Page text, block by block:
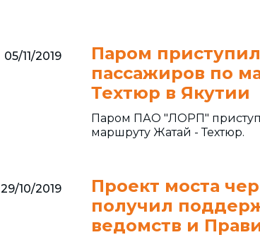
05/11/2019
Паром
пассажиров по
Техтюр в Якутии
Паром ПАО "ЛОРП"
маршруту Жатай - Техтюр.
29/10/2019
Проект моста
получил
ведомств и